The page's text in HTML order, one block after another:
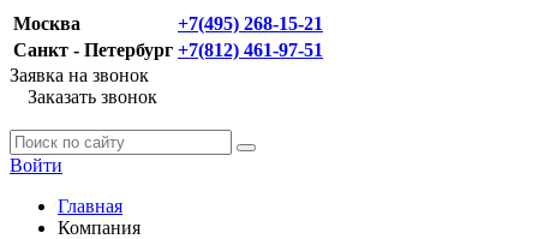
Москва
+7(495) 268-15-21
Санкт - Петербург +7(812) 461-97-51
Заявка на звонок
Заказать звонок
Войти
Главная
Компания